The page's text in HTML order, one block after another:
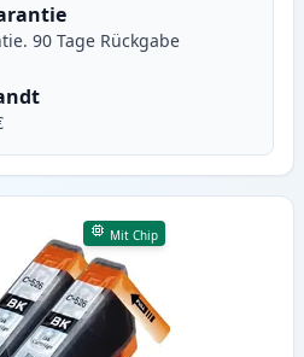
90 Tage Rückgabe
Mit Chip